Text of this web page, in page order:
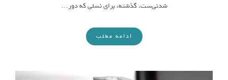
شدنی‌ست. گذشته، برای نسلی که دور…
ادامه مطلب